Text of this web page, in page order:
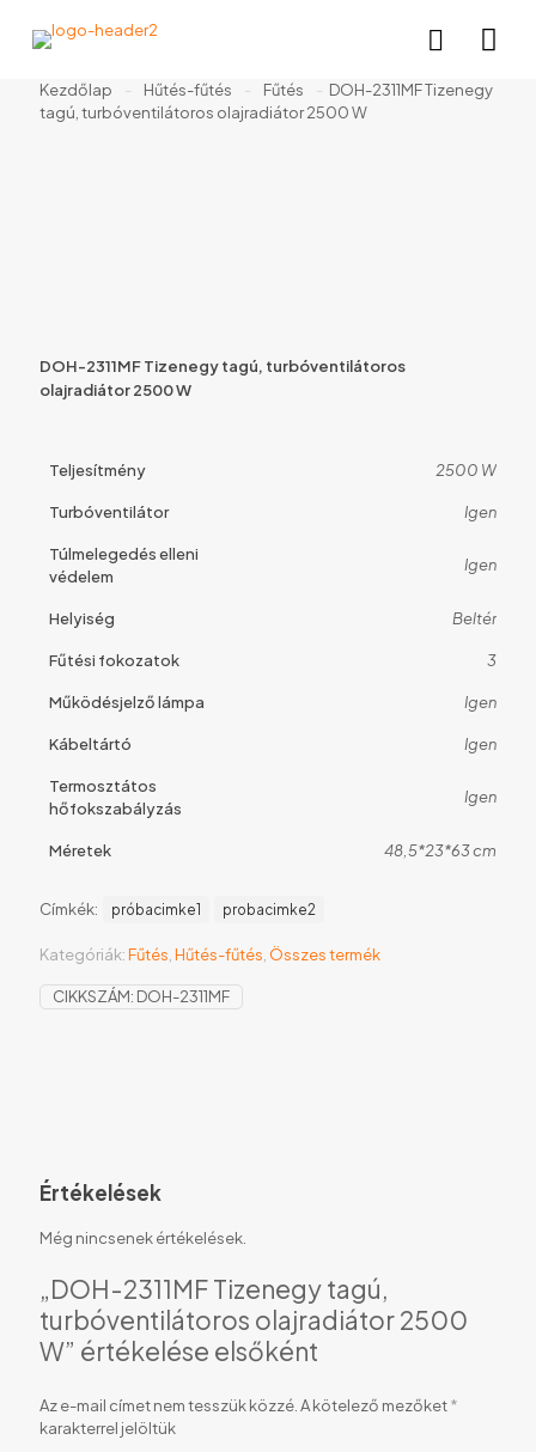
Kezdőlap - Hűtés-fűtés - Fűtés - DOH-2311MF Tizenegy
tagú, turbóventilátoros olajradiátor 2500 W
DOH-2311MF Tizenegy tagú, turbóventilátoros
olajradiátor 2500 W
Teljesítmény 2500 W
Turbóventilátor Igen
Túlmelegedés elleni
védelem
Igen
Helyiség Beltér
Fűtési fokozatok 3
Működésjelző lámpa Igen
Kábeltártó Igen
Termosztátos
hőfokszabályzás
Igen
Méretek 48,5*23*63 cm
Címkék: próbacimke1 probacimke2
Kategóriák:Fűtés Hűtés-fűtés Összes termék
CIKKSZÁM: DOH-2311MF
Értékelések
Még nincsenek értékelések.
„DOH-2311MF Tizenegy tagú,
turbóventilátoros olajradiátor 2500
W” értékelése elsőként
Az e-mail címet nem tesszük közzé. A kötelező mezőket*
karakterrel jelöltük